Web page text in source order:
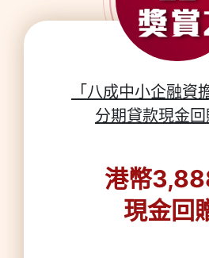
「八成中小企融資
分期貸款現金
港幣
現金回